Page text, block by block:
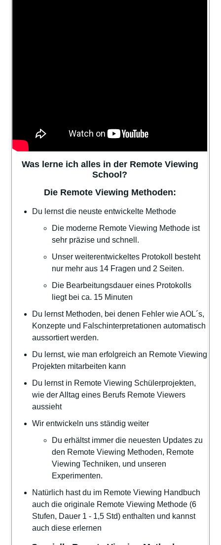
Was lerne ich alles in der Remote Viewing
School?
Die Remote Viewing Methoden:
Du lernst die neuste entwickelte Methode
Die moderne Remote Viewing Methode ist
sehr präzise und schnell.
Unser weiterentwickeltes Protokoll besteht
nur mehr aus 14 Fragen und 2 Seiten.
Die Bearbeitungsdauer eines Protokolls
liegt bei ca. 15 Minuten
Du lernst Methoden, bei denen Fehler wie AOL´s,
Konzepte und Falschinterpretationen automatisch
aussortiert werden.
Du lernst, wie man erfolgreich an Remote Viewing
Projekten mitarbeiten kann
Du lernst in Remote Viewing Schülerprojekten,
wie der Alltag eines Berufs Remote Viewers
aussieht
Wir entwickeln uns ständig weiter
Du erhältst immer die neuesten Updates zu
den Remote Viewing Methoden, Remote
Viewing Techniken, und unseren
Experimenten.
Natürlich hast du im Remote Viewing Handbuch
auch die originale Remote Viewing Methode (6
Stufen, Dauer 1 - 1,5 Std) enthalten und kannst
auch diese erlernen